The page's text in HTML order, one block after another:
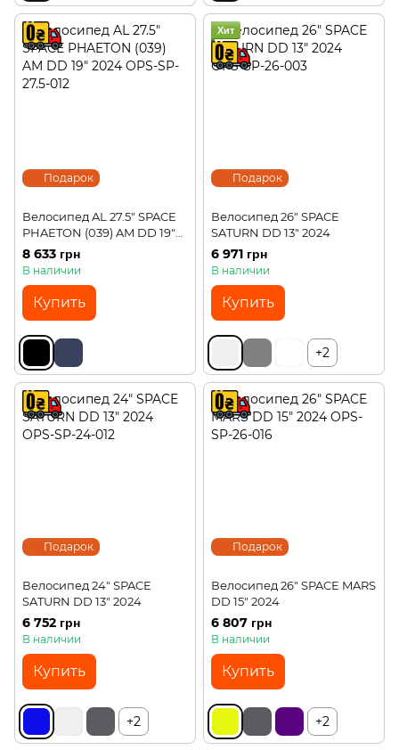
Подарок
Велосипед AL 27.5" SPACE
PHAETON (039) AM DD 19"
2024
8 633 грн
В наличии
Купить
Подарок
Хит
Велосипед 26" SPACE
SATURN DD 13" 2024
6 971 грн
В наличии
Купить
+2
Подарок
Велосипед 24" SPACE
SATURN DD 13" 2024
6 752 грн
В наличии
Купить
+2
Подарок
Велосипед 26" SPACE MARS
DD 15" 2024
6 807 грн
В наличии
Купить
+2